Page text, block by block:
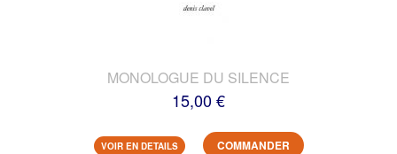
MONOLOGUE DU SILENCE
15,00 €
VOIR EN DETAILS COMMANDER